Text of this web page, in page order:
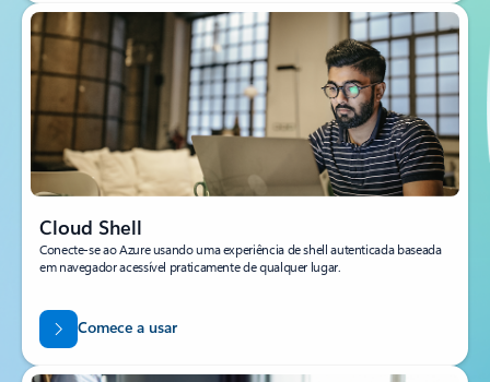
Cloud Shell
Conecte-se ao Azure usando uma experiência de shell autenticada baseada
em navegador acessível praticamente de qualquer lugar.
Comece a usar